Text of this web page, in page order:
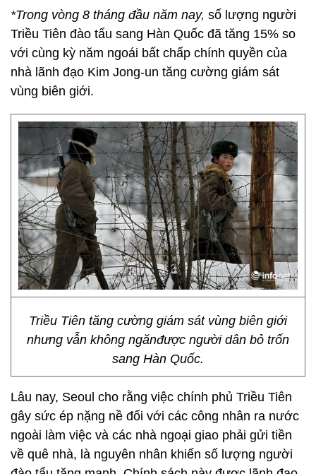
*Trong vòng 8 tháng đầu năm nay, số lượng người
Triều Tiên đào tẩu sang Hàn Quốc đã tăng 15% so
với cùng kỳ năm ngoái bất chấp chính quyền của
nhà lãnh đạo Kim Jong-un tăng cường giám sát
vùng biên giới.
Triều Tiên tăng cường giám sát vùng biên giới
nhưng vẫn không ngănđược người dân bỏ trốn
sang Hàn Quốc.
Lâu nay, Seoul cho rằng việc chính phủ Triều Tiên
gây sức ép nặng nề đối với các công nhân ra nước
ngoài làm việc và các nhà ngoại giao phải gửi tiền
về quê nhà, là nguyên nhân khiến số lượng người